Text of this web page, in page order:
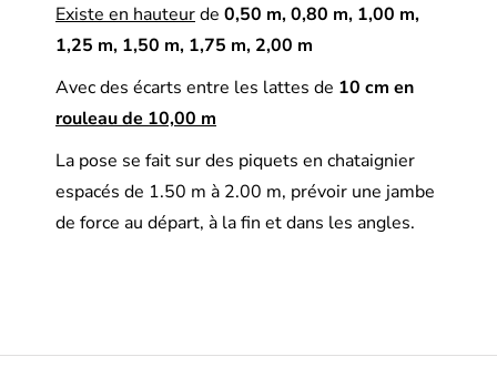
Existe en hauteurde 0,50 m, 0,80 m, 1,00 m,
1,25 m, 1,50 m, 1,75 m, 2,00 m
Avec des écarts entre les lattes de 10 cm en
rouleau de 10,00 m
La pose se fait sur des piquets en chataignier
espacés de 1.50 m à 2.00 m, prévoir une jambe
de force au départ, à la fin et dans les angles.